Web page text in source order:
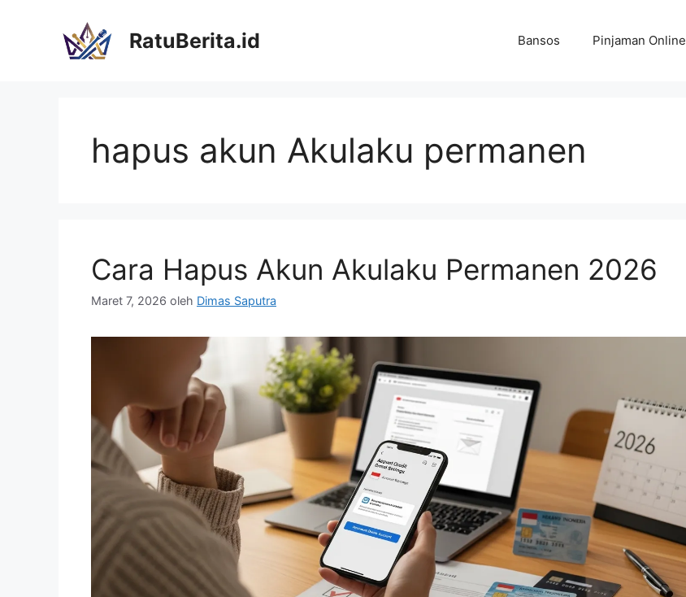
RatuBerita.id Bansos Pinjaman Online
hapus akun Akulaku permanen
Cara Hapus Akun Akulaku Permanen 2026
Maret 7, 2026 oleh Dimas Saputra